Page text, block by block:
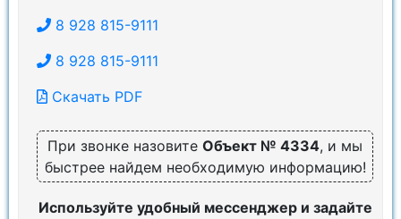
8 928 815-9111
8 928 815-9111
Скачать PDF
При звонке назовите Объект № 4334, и мы
быстрее найдем необходимую информацию!
Используйте удобный мессенджер и задайте